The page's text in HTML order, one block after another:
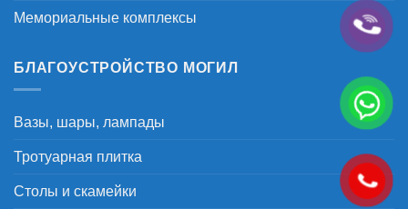
Мемориальные комплексы
БЛАГОУСТРОЙСТВО МОГИЛ
Вазы, шары, лампады
Тротуарная плитка
Столы и скамейки